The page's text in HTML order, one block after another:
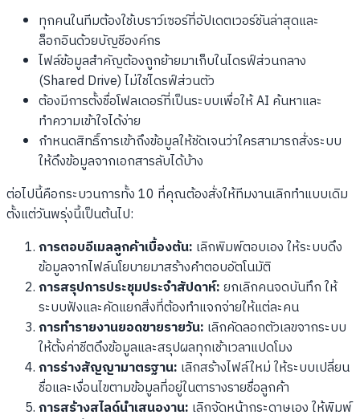
ทุกคนในทีมต้องใช้เบราว์เซอร์ที่อัปเดตเวอร์ชันล่าสุดและ
ล็อกอินด้วยบัญชีองค์กร
ไฟล์ข้อมูลสำคัญต้องถูกย้ายมาเก็บในไดรฟ์ส่วนกลาง
(Shared Drive) ไม่ใช่ไดรฟ์ส่วนตัว
ต้องมีการตั้งชื่อโฟลเดอร์ที่เป็นระบบเพื่อให้ AI ค้นหาและ
ทำความเข้าใจได้ง่าย
กำหนดสิทธิ์การเข้าถึงข้อมูลให้ชัดเจนว่าใครสามารถสั่งระบบ
ให้ดึงข้อมูลจากเอกสารลับได้บ้าง
ต่อไปนี้คือกระบวนการทั้ง 10 ที่คุณต้องสั่งให้ทีมงานเลิกทำแบบเดิม
ตั้งแต่วันพรุ่งนี้เป็นต้นไป:
การตอบอีเมลลูกค้าเบื้องต้น: เลิกพิมพ์ตอบเอง ให้ระบบดึง
ข้อมูลจากไฟล์นโยบายมาสร้างคำตอบอัตโนมัติ
การสรุปการประชุมประจำสัปดาห์:ยกเลิกคนจดบันทึก ให้
ระบบฟังและคัดแยกสิ่งที่ต้องทำแจกจ่ายให้แต่ละคน
การทำรายงานยอดขายรายวัน: เลิกคัดลอกตัวเลขจากระบบ
ให้ตั้งค่าชีตดึงข้อมูลและสรุปผลทุกเช้าเวลาแปดโมง
การร่างสัญญามาตรฐาน: เลิกสร้างไฟล์ใหม่ ให้ระบบเปลี่ยน
ชื่อและเงื่อนไขตามข้อมูลที่อยู่ในตารางรายชื่อลูกค้า
การสร้างสไลด์นำเสนองาน: เลิกจัดหน้ากระดาษเอง ให้พิมพ์